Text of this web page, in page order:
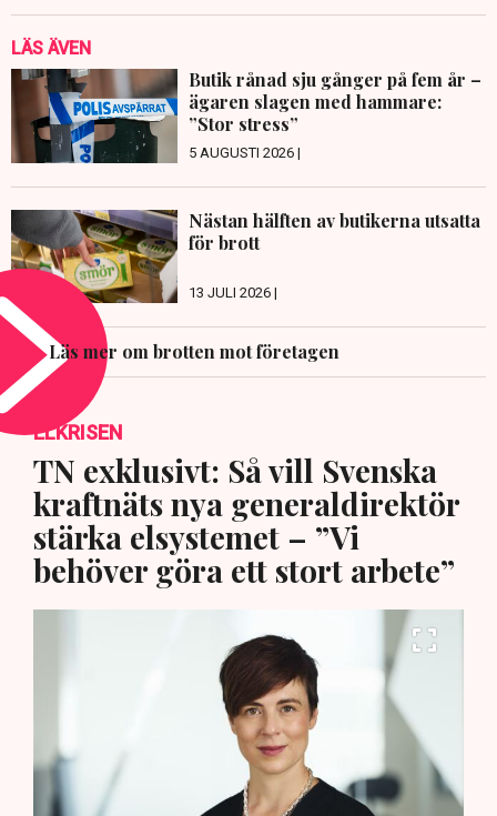
LÄS ÄVEN
Butik rånad sju gånger på fem år –
ägaren slagen med hammare:
”Stor stress”
5 AUGUSTI 2026 |
Nästan hälften av butikerna utsatta
för brott
13 JULI 2026 |
Läs mer om brotten mot företagen
ELKRISEN
TN exklusivt: Så vill Svenska
kraftnäts nya generaldirektör
stärka elsystemet – ”Vi
behöver göra ett stort arbete”